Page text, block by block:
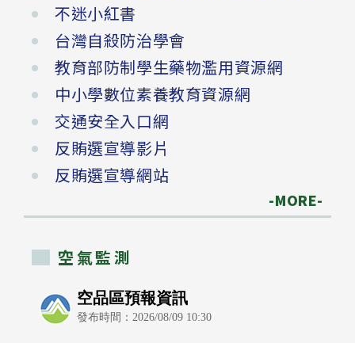
不迷小紅書
台灣自殺防治學會
教育部防制學生藥物濫用資源網
中小學數位素養教育資源網
交通安全入口網
反賄選宣導影片
反賄選宣導網站
-MORE-
空氣監測